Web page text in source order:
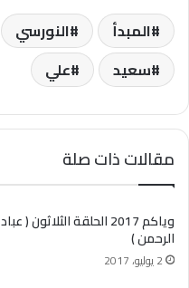
المبدأ النورسي
سعيد
علي
مقالات ذات صلة
وياكم 2017 الحلقة الثلاثون ( عباد
الرحمن )
2 يوليو، 2017